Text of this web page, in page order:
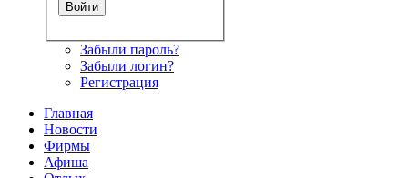
Забыли пароль?
Забыли логин?
Регистрация
Главная
Новости
Фирмы
Афиша